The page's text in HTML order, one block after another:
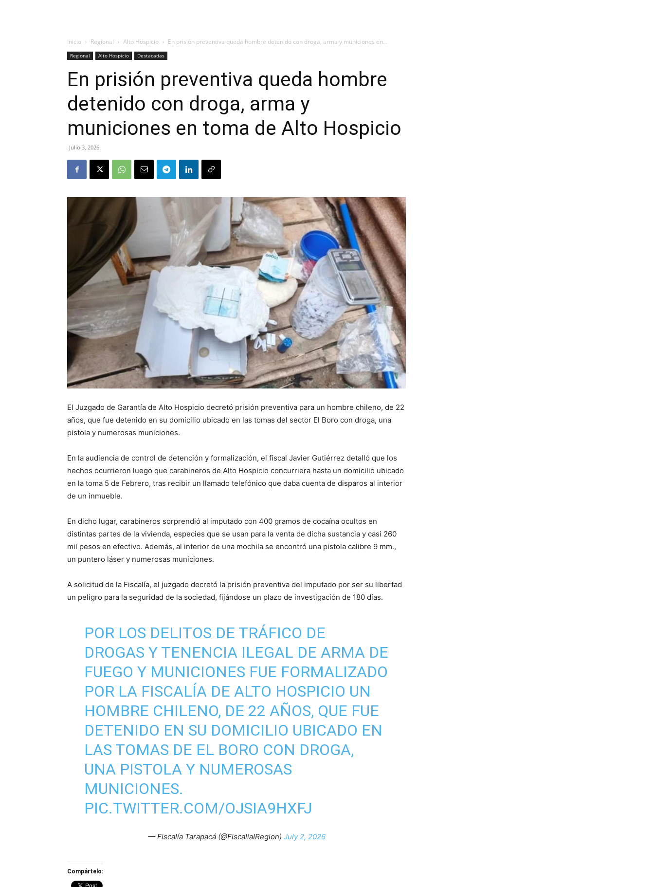
Inicio Regional Alto Hospicio En prisión preventiva queda hombre detenido con droga, arma y municiones en...
Regional Alto Hospicio Destacadas
En prisión preventiva queda hombre
detenido con droga, arma y
municiones en toma de Alto Hospicio
Julio 3, 2026
El Juzgado de Garantía de Alto Hospicio decretó prisión preventiva para un hombre chileno, de 22
años, que fue detenido en su domicilio ubicado en las tomas del sector El Boro con droga, una
pistola y numerosas municiones.
En la audiencia de control de detención y formalización, el fiscal Javier Gutiérrez detalló que los
hechos ocurrieron luego que carabineros de Alto Hospicio concurriera hasta un domicilio ubicado
en la toma 5 de Febrero, tras recibir un llamado telefónico que daba cuenta de disparos al interior
de un inmueble.
En dicho lugar, carabineros sorprendió al imputado con 400 gramos de cocaína ocultos en
distintas partes de la vivienda, especies que se usan para la venta de dicha sustancia y casi 260
mil pesos en efectivo. Además, al interior de una mochila se encontró una pistola calibre 9 mm.,
un puntero láser y numerosas municiones.
A solicitud de la Fiscalía, el juzgado decretó la prisión preventiva del imputado por ser su libertad
un peligro para la seguridad de la sociedad, fijándose un plazo de investigación de 180 días.
POR LOS DELITOS DE TRÁFICO DE
DROGAS Y TENENCIA ILEGAL DE ARMA DE
FUEGO Y MUNICIONES FUE FORMALIZADO
POR LA FISCALÍA DE ALTO HOSPICIO UN
HOMBRE CHILENO, DE 22 AÑOS, QUE FUE
DETENIDO EN SU DOMICILIO UBICADO EN
LAS TOMAS DE EL BORO CON DROGA,
UNA PISTOLA Y NUMEROSAS
MUNICIONES.
PIC.TWITTER.COM/OJSIA9HXFJ
— Fiscalía Tarapacá (@FiscaliaIRegion) July 2, 2026
Compártelo: